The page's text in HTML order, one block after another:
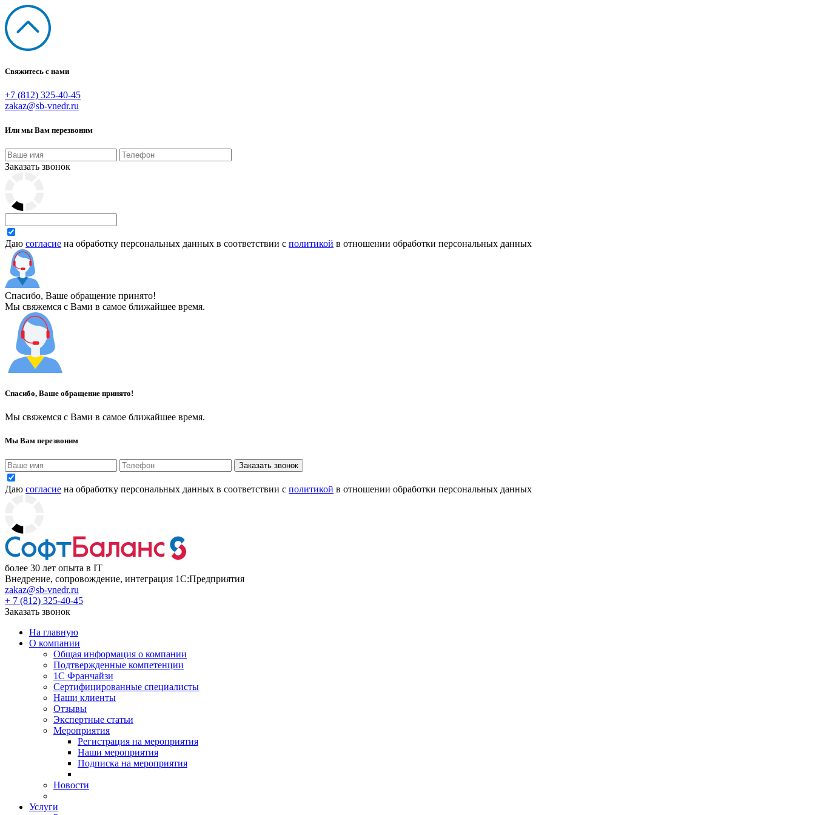
Свяжитесь с нами
+7 (812) 325-40-45
zakaz@sb-vnedr.ru
Или мы Вам перезвоним
Заказать звонок
Даю согласие на обработку персональных данных в соответствии с политикой в отношении обработки персональных данных
Спасибо, Ваше обращение принято!
Мы свяжемся с Вами в самое ближайшее время.
Спасибо, Ваше обращение принято!
Мы свяжемся с Вами в самое ближайшее время.
Мы Вам перезвоним
Заказать звонок
Даю согласие на обработку персональных данных в соответствии с политикой в отношении обработки персональных данных
более 30 лет опыта в IT
Внедрение, сопровождение, интеграция 1С:Предприятия
zakaz@sb-vnedr.ru
+ 7 (812) 325-40-45
Заказать звонок
На главную
О компании
Общая информация о компании
Подтвержденные компетенции
1С Франчайзи
Сертифицированные специалисты
Наши клиенты
Отзывы
Экспертные статьи
Мероприятия
Регистрация на мероприятия
Наши мероприятия
Подписка на мероприятия
Новости
Услуги